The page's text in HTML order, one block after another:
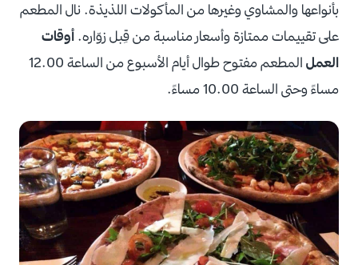
بأنواعها والمشاوي وغيرها من المأكولات اللذيذة. نال المطعم
على تقييمات ممتازة وأسعار مناسبة من قِبل زوّاره. أوقات
العمل
المطعم مفتوح طوال أيام الأسبوع من الساعة 12.00
مساءً وحتى الساعة 10.00 مساءً.